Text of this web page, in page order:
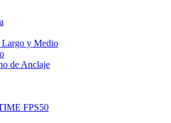
Largo y Medio
de Anclaje
FPS50